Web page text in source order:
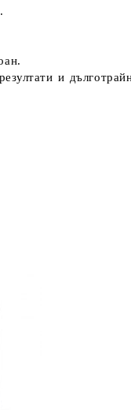
и